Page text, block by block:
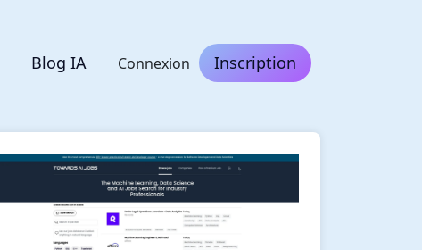
Blog IA Connexion Inscription